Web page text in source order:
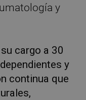
y
cargo a 30
y
continua que